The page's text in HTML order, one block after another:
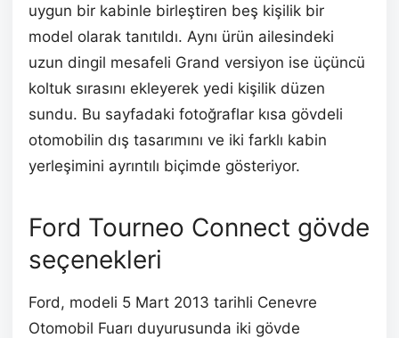
uygun bir kabinle birleştiren beş kişilik bir
model olarak tanıtıldı. Aynı ürün ailesindeki
uzun dingil mesafeli Grand versiyon ise üçüncü
koltuk sırasını ekleyerek yedi kişilik düzen
sundu. Bu sayfadaki fotoğraflar kısa gövdeli
otomobilin dış tasarımını ve iki farklı kabin
yerleşimini ayrıntılı biçimde gösteriyor.
Ford Tourneo Connect gövde
seçenekleri
Ford, modeli 5 Mart 2013 tarihli Cenevre
Otomobil Fuarı duyurusunda iki gövde